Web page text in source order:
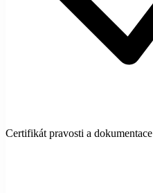
Certifikát pravosti a dokumentace